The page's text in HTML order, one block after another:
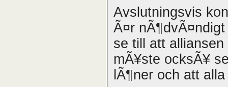
Avslutningsvis
Ã¤r
se till att
mÃ¥ste ocksÃ¥
lÃ¶ner och att